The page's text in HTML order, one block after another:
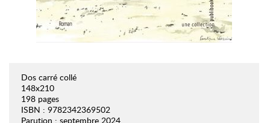
Dos carré collé
148x210
198 pages
ISBN : 9782342369502
Parution : septembre 2024